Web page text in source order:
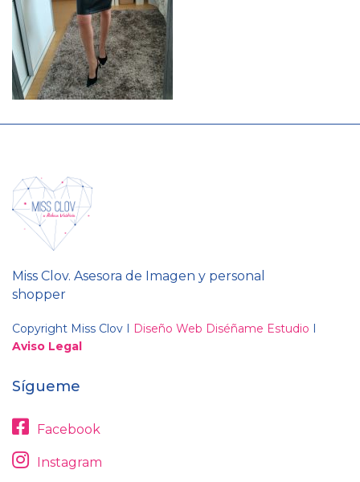
Miss Clov. Asesora de Imagen y personal
shopper
Copyright Miss Clov I Diseño Web Diséñame Estudio I
Aviso Legal
Sígueme
Facebook
Instagram